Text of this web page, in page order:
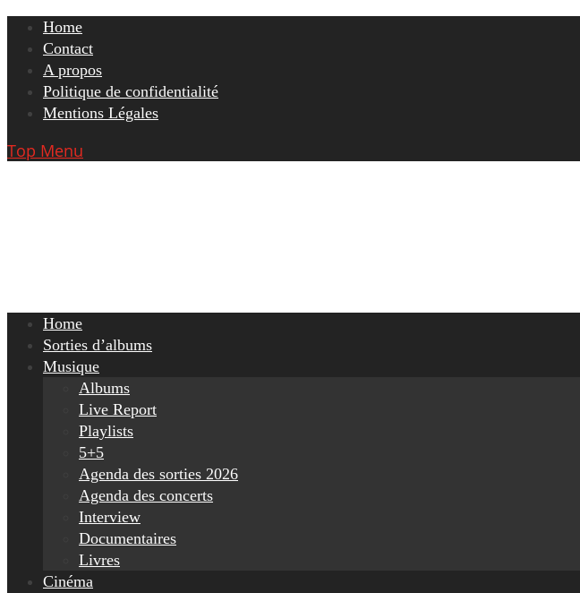
Skip
content
Home
Contact
A propos
Politique de confidentialité
Mentions Légales
Top Menu
Home
Sorties d’albums
Musique
Albums
Live Report
Playlists
5+5
Agenda des sorties 2026
Agenda des concerts
Interview
Documentaires
Livres
Cinéma